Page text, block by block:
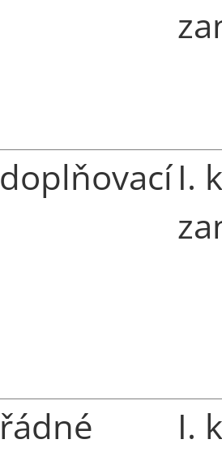
doplňovacíI.
řádné
I.